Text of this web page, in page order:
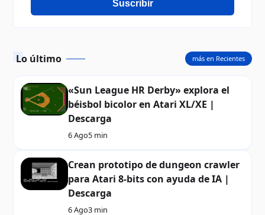
Suscribir
Lo último
«Sun League HR Derby» explora el
béisbol bicolor en Atari XL/XE |
Descarga
6 Ago5 min
Crean prototipo de dungeon crawler
para Atari 8-bits con ayuda de IA |
Descarga
6 Ago3 min
más en Recientes